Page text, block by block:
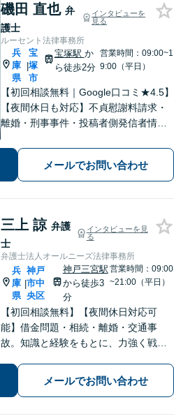
磯田 直也 弁
護士
インタビューを
見る
ルーセント法律事務所
兵
庫
県
|
宝
塚
市
宝塚駅 か
ら徒歩2分
営業時間：09:00~1
9:00（平日）
【初回相談無料｜Google口コミ★4.5】
【夜間休日も対応】不貞慰謝料請求・
離婚・刑事事件・投稿者側発信者情報
メイドのサービスで問題解決や事業の
推進を強力にサポート【宝塚駅徒歩2分
｜電話・WEB面談で全国対応】
メールでお問い合わせ
三上 諒 弁護
士
インタビューを見
る
弁護士法人オールニーズ法律事務所
兵
庫
県
|
神戸
市中
央区
神戸三宮駅
から徒歩3
分
営業時間：09:00
~21:00（平日）
【初回相談無料】【夜間休日対応可
能】借金問題・相続・離婚・交通事
故。知識と経験をもとに、力強く戦い
剣に向き合い、わかりやすい言葉を心
掛けます。
メールでお問い合わせ